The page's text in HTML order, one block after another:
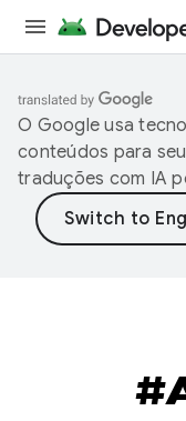
O Google usa
conteúdos para
traduções com IA